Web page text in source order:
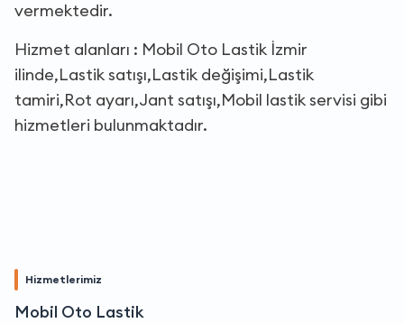
vermektedir.
Hizmet alanları : Mobil Oto Lastik İzmir
ilinde,Lastik satışı,Lastik değişimi,Lastik
tamiri,Rot ayarı,Jant satışı,Mobil lastik servisi gibi
hizmetleri bulunmaktadır.
Hizmetlerimiz
Mobil Oto Lastik